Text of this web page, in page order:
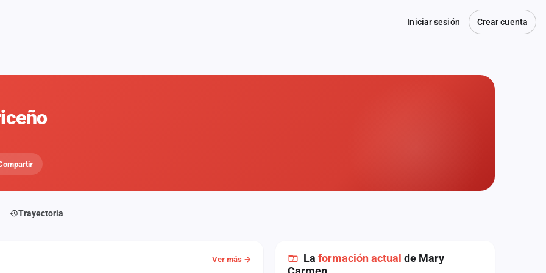
Iniciar sesión Crear cuenta
Trayectoria
Ver más → La formación actual de Mary